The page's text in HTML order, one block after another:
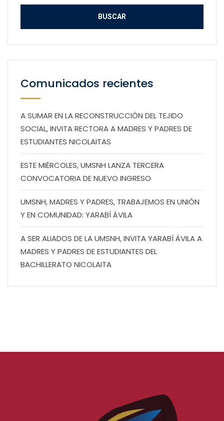
Comunicados recientes
A SUMAR EN LA RECONSTRUCCIÓN DEL TEJIDO
SOCIAL, INVITA RECTORA A MADRES Y PADRES DE
ESTUDIANTES NICOLAITAS
ESTE MIÉRCOLES, UMSNH LANZA TERCERA
CONVOCATORIA DE NUEVO INGRESO
UMSNH, MADRES Y PADRES, TRABAJEMOS EN UNIÓN
Y EN COMUNIDAD: YARABÍ ÁVILA
A SER ALIADOS DE LA UMSNH, INVITA YARABÍ ÁVILA A
MADRES Y PADRES DE ESTUDIANTES DEL
BACHILLERATO NICOLAITA